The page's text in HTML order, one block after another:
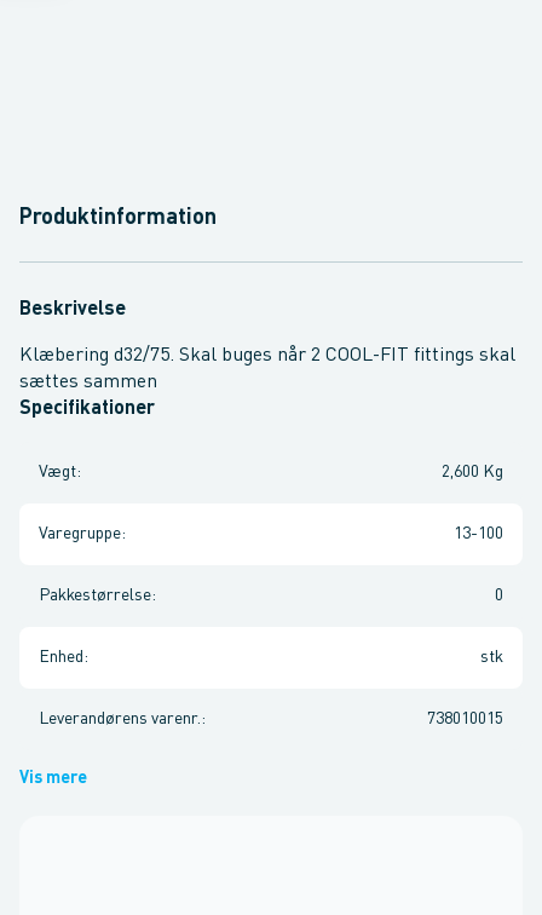
Produktinformation
Beskrivelse
Klæbering d32/75. Skal buges når 2 COOL-FIT fittings skal
sættes sammen
Specifikationer
Vægt: 2,600 Kg
Varegruppe: 13-100
Pakkestørrelse: 0
Enhed : stk
Leverandørens varenr. : 738010015
Vis mere